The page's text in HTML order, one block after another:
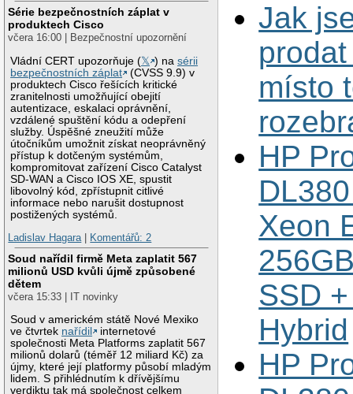
Série bezpečnostních záplat v
produktech Cisco
včera 16:00 | Bezpečnostní upozornění
Vládní CERT upozorňuje (𝕏 ) nasérii
bezpečnostních záplat
(CVSS 9.9) v
produktech Cisco řešících kritické
zranitelnosti umožňující obejití
autentizace, eskalaci oprávnění,
vzdálené spuštění kódu a odepření
služby. Úspěšné zneužití může
útočníkům umožnit získat neoprávněný
přístup k dotčeným systémům,
kompromitovat zařízení Cisco Catalyst
SD-WAN a Cisco IOS XE, spustit
libovolný kód, zpřístupnit citlivé
informace nebo narušit dostupnost
postižených systémů.
Ladislav Hagara| Komentářů: 2
Soud nařídil firmě Meta zaplatit 567
milionů USD kvůli újmě způsobené
dětem
včera 15:33 | IT novinky
Soud v americkém státě Nové Mexiko
ve čtvrtek nařídil
internetové
společnosti Meta Platforms zaplatit 567
milionů dolarů (téměř 12 miliard Kč) za
újmy, které její platformy působí mladým
lidem. S přihlédnutím k dřívějšímu
verdiktu tak má společnost celkem
Jak
místo
HP
Xeon
SSD
Hybrid
HP